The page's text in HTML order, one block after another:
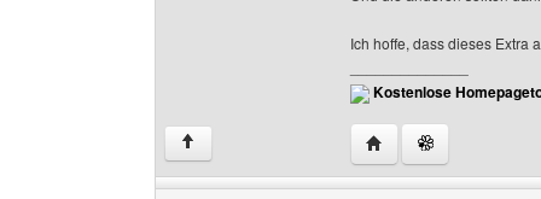
Ich hoffe, dass dieses Extra
Kostenlose
↑ Website dieses